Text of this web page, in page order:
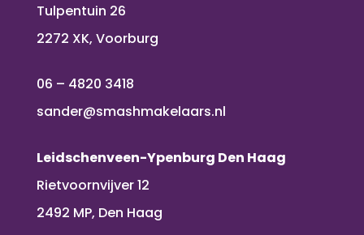
Tulpentuin 26
2272 XK, Voorburg
06 – 4820 3418
sander@smashmakelaars.nl
Leidschenveen-Ypenburg Den Haag
Rietvoornvijver 12
2492 MP, Den Haag